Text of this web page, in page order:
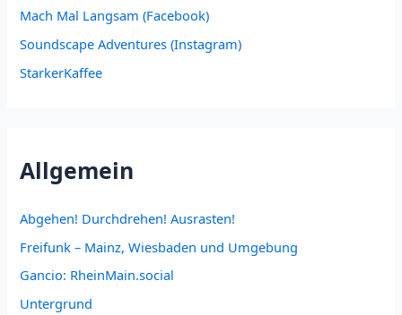
Mach Mal Langsam (Facebook)
Soundscape Adventures (Instagram)
StarkerKaffee
Allgemein
Abgehen! Durchdrehen! Ausrasten!
Freifunk – Mainz, Wiesbaden und Umgebung
Gancio: RheinMain.social
Untergrund